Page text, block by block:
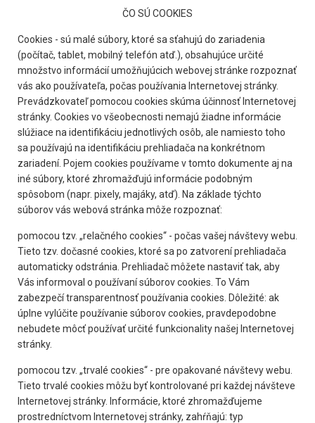
ČO SÚ COOKIES
Cookies - sú malé súbory, ktoré sa sťahujú do zariadenia
(počítač, tablet, mobilný telefón atď.), obsahujúce určité
množstvo informácií umožňujúcich webovej stránke rozpoznať
vás ako používateľa, počas používania Internetovej stránky.
Prevádzkovateľ pomocou cookies skúma účinnosť Internetovej
stránky. Cookies vo všeobecnosti nemajú žiadne informácie
slúžiace na identifikáciu jednotlivých osôb, ale namiesto toho
sa používajú na identifikáciu prehliadača na konkrétnom
zariadení. Pojem cookies používame v tomto dokumente aj na
iné súbory, ktoré zhromažďujú informácie podobným
spôsobom (napr. pixely, majáky, atď). Na základe týchto
súborov vás webová stránka môže rozpoznať:
pomocou tzv. „relačného cookies“ - počas vašej návštevy webu.
Tieto tzv. dočasné cookies, ktoré sa po zatvorení prehliadača
automaticky odstránia. Prehliadač môžete nastaviť tak, aby
Vás informoval o používaní súborov cookies. To Vám
zabezpečí transparentnosť používania cookies. Dôležité: ak
úplne vylúčite používanie súborov cookies, pravdepodobne
nebudete môcť používať určité funkcionality našej Internetovej
stránky.
pomocou tzv. „trvalé cookies“ - pre opakované návštevy webu.
Tieto trvalé cookies môžu byť kontrolované pri každej návšteve
Internetovej stránky. Informácie, ktoré zhromažďujeme
prostredníctvom Internetovej stránky, zahŕňajú: typ